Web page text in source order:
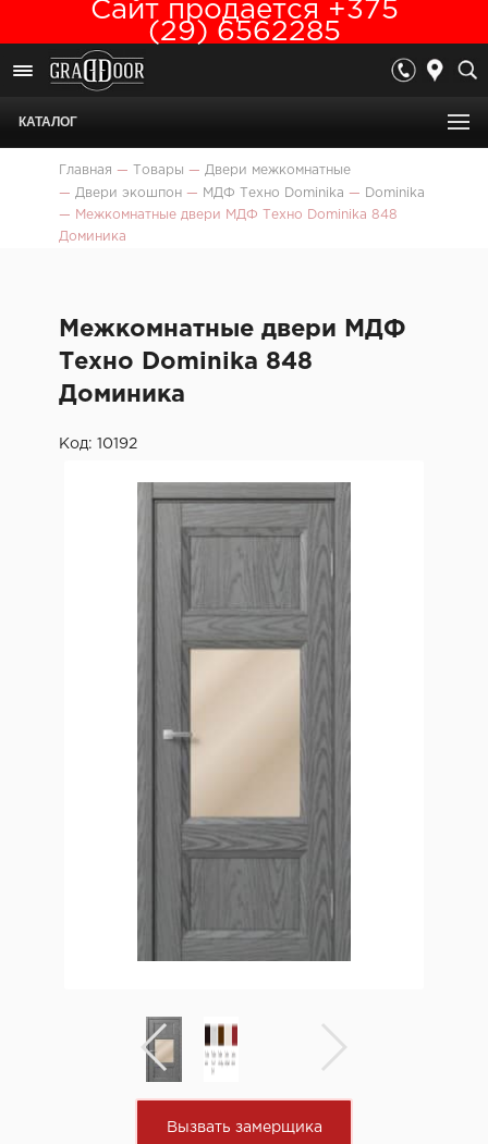
Сайт продается +375
(29) 6562285
КАТАЛОГ
Главная — Товары — Двери межкомнатные
— Двери экошпон — МДФ Техно Dominika —
Dominika
—
Межкомнатные двери МДФ Техно Dominika 848
Доминика
Межкомнатные двери МДФ
Техно Dominika 848
Доминика
Код: 10192
Вызвать замерщика